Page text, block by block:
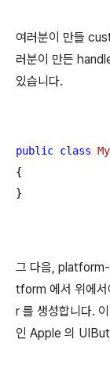
여러분이 만들
러분이 만든
있습니다.
public class
{
}
그 다음,
tform 에서 위에
r 를 생성합니다.
인 Apple 의